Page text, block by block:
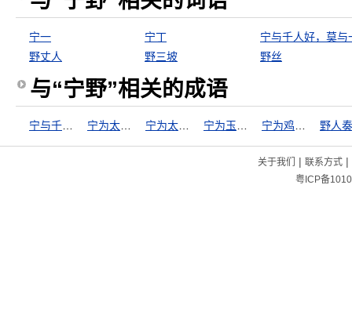
宁一
宁丁
野丈人
野三坡 野丝
与“宁野”相关的成语
野人
关于我们 | 联系方式|
粤ICP备